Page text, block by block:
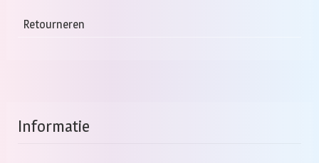
Retourneren
Informatie